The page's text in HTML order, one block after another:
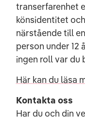
transerfarenhet
könsidentitet
närstående till
person under 12
ingen roll var du
Här kan du läsa
Kontakta oss
Har du och din